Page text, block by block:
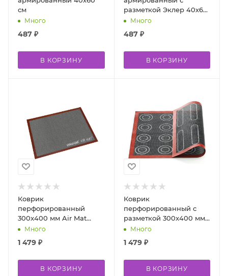
см
Много
487 ₽
В КОРЗИНУ
разметкой Эклер 40х60
смМного
487₽
В КОРЗИНУ
Коврик
перфорированный
300x400 мм Air Mat
Silikomart Италия
Много
1 479 ₽
В КОРЗИНУ
Коврик
перфорированный с
разметкой 300x400 мм
Air Mat Silikomart
Много
1 479₽
В КОРЗИНУ